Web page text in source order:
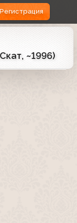
Регистрация
~1996)